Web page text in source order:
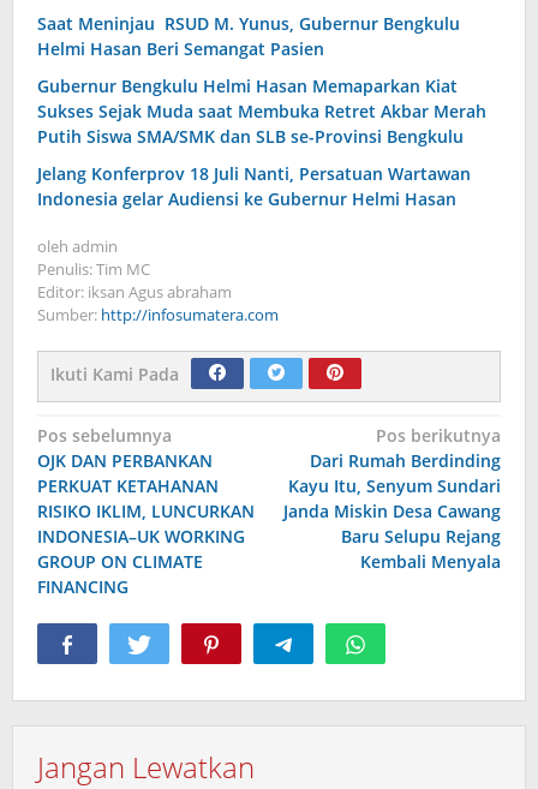
Saat Meninjau RSUD M. Yunus, Gubernur Bengkulu
Helmi Hasan Beri Semangat Pasien
Gubernur Bengkulu Helmi Hasan Memaparkan Kiat
Sukses Sejak Muda saat Membuka Retret Akbar Merah
Putih Siswa SMA/SMK dan SLB se-Provinsi Bengkulu
Jelang Konferprov 18 Juli Nanti, Persatuan Wartawan
Indonesia gelar Audiensi ke Gubernur Helmi Hasan
oleh admin
Penulis: Tim MC
Editor: iksan Agus abraham
Sumber: http://infosumatera.com
Ikuti Kami Pada
Navigasi
pos
Pos sebelumnya
OJK DAN PERBANKAN
PERKUAT KETAHANAN
RISIKO IKLIM, LUNCURKAN
INDONESIA–UK WORKING
GROUP ON CLIMATE
FINANCING
Pos berikutnya
Dari Rumah Berdinding
Kayu Itu, Senyum Sundari
Janda Miskin Desa Cawang
Baru Selupu Rejang
Kembali Menyala
Jangan Lewatkan